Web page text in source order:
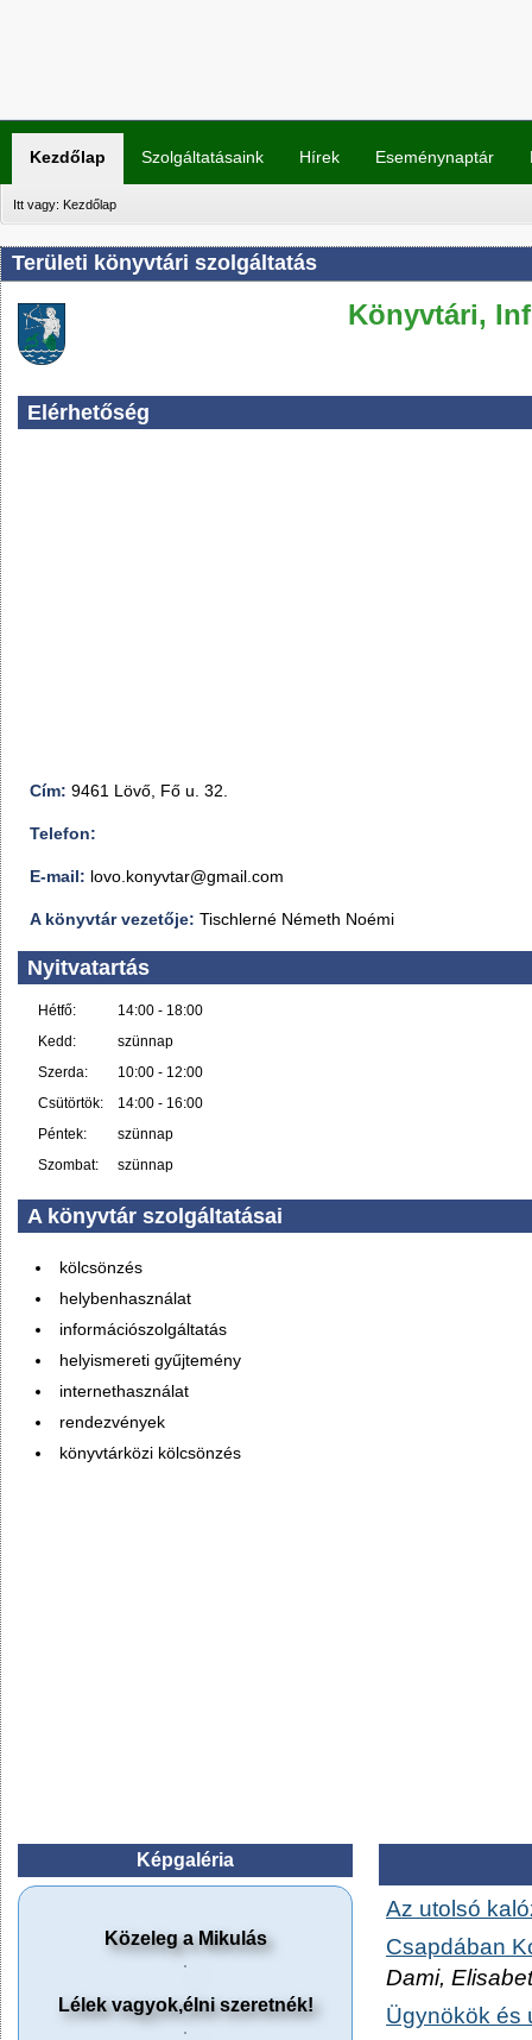
Kezdőlap Szolgáltatásaink Hírek Eseménynaptár
Itt vagy: Kezdőlap
Területi könyvtári szolgáltatás
Könyvtári,
Elérhetőség
Cím: 9461 Lövő, Fő u. 32.
Telefon:
E-mail: lovo.konyvtar@gmail.com
A könyvtár vezetője: Tischlerné Németh Noémi
Nyitvatartás
Hétfő:
14:00 - 18:00
Kedd:
szünnap
Szerda:
10:00 - 12:00
Csütörtök:
14:00 - 16:00
Péntek:
szünnap
Szombat:
szünnap
A könyvtár szolgáltatásai
kölcsönzés
helybenhasználat
információszolgáltatás
helyismereti gyűjtemény
internethasználat
rendezvények
könyvtárközi kölcsönzés
Képgaléria
Közeleg a Mikulás
Lélek vagyok,élni szeretnék!
Az utolsó
Csapdában
Dami,
Ügynökök és